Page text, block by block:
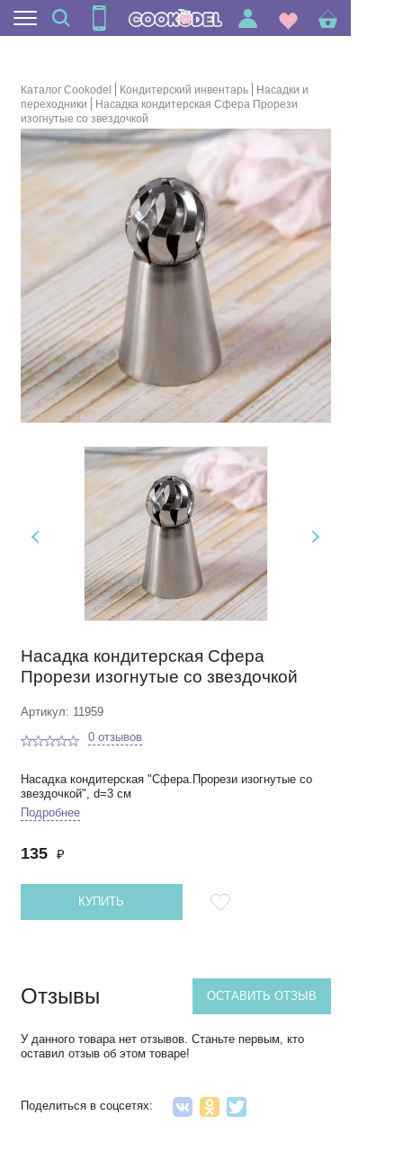
Каталог Cookodel Кондитерский инвентарь
Насадки и
переходники
Насадка кондитерская Сфера Прорези
изогнутые со звездочкой
Насадка кондитерская Сфера
Прорези изогнутые со звездочкой
Артикул: 11959
0 отзывов
Насадка кондитерская "Сфера.Прорези изогнутые со
звездочкой", d=3 см
Подробнее
135 ₽
КУПИТЬ
Отзывы ОСТАВИТЬ ОТЗЫВ
У данного товара нет отзывов. Станьте первым, кто
оставил отзыв об этом товаре!
Поделиться в соцсетях: